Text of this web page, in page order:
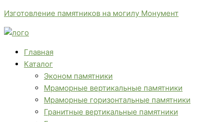
к
содержимому
Изготовление памятников на могилу Монумент
Главная
Каталог
Эконом памятники
Мраморные вертикальные памятники
Мраморные горизонтальные памятники
Гранитные вертикальные памятники
и
Памятник
из
003